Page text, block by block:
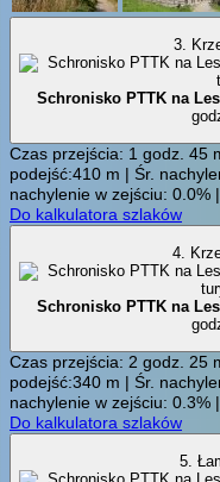
Schronisko PTTK na
Czas przejścia: 1 godz. 45
podejść:410 m | Śr.
nachylenie w zejściu: 0.0%
Do kalkulatora szlaków
Schronisko PTTK na
Czas przejścia: 2 godz. 25
podejść:340 m | Śr.
nachylenie w zejściu: 0.3%
Do kalkulatora szlaków